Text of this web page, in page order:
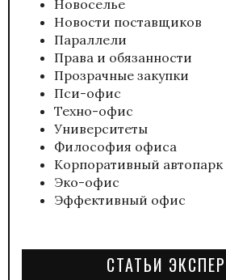
Новоселье
Новости поставщиков
Параллели
Права и обязанности
Прозрачные закупки
Пси-офис
Техно-офис
Университеты
Философия офиса
Корпоративный автопарк
Эко-офис
Эффективный офис
СТАТЬИ